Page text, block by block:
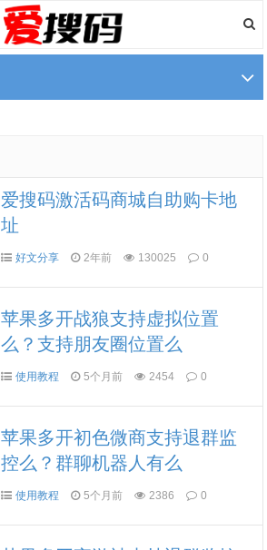
爱搜码激活码商城自助购卡地
址
好文分享 2年前 130025 0
苹果多开战狼支持虚拟位置
么？支持朋友圈位置么
使用教程 5个月前 2454 0
苹果多开初色微商支持退群监
控么？群聊机器人有么
使用教程 5个月前 2386 0